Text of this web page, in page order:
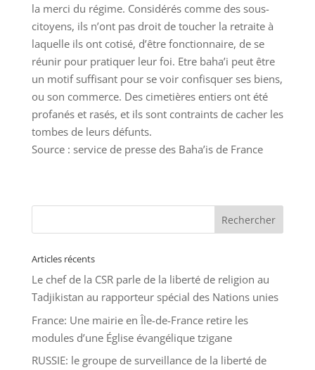
la merci du régime. Considérés comme des sous-
citoyens, ils n’ont pas droit de toucher la retraite à
laquelle ils ont cotisé, d’être fonctionnaire, de se
réunir pour pratiquer leur foi. Etre baha’i peut être
un motif suffisant pour se voir confisquer ses biens,
ou son commerce. Des cimetières entiers ont été
profanés et rasés, et ils sont contraints de cacher les
tombes de leurs défunts.
Source : service de presse des Baha’is de France
Articles récents
Le chef de la CSR parle de la liberté de religion au
Tadjikistan au rapporteur spécial des Nations unies
France: Une mairie en Île-de-France retire les
modules d’une Église évangélique tzigane
RUSSIE: le groupe de surveillance de la liberté de